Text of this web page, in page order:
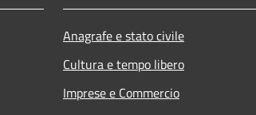
Anagrafe e stato civile
Cultura e tempo libero
Imprese e Commercio